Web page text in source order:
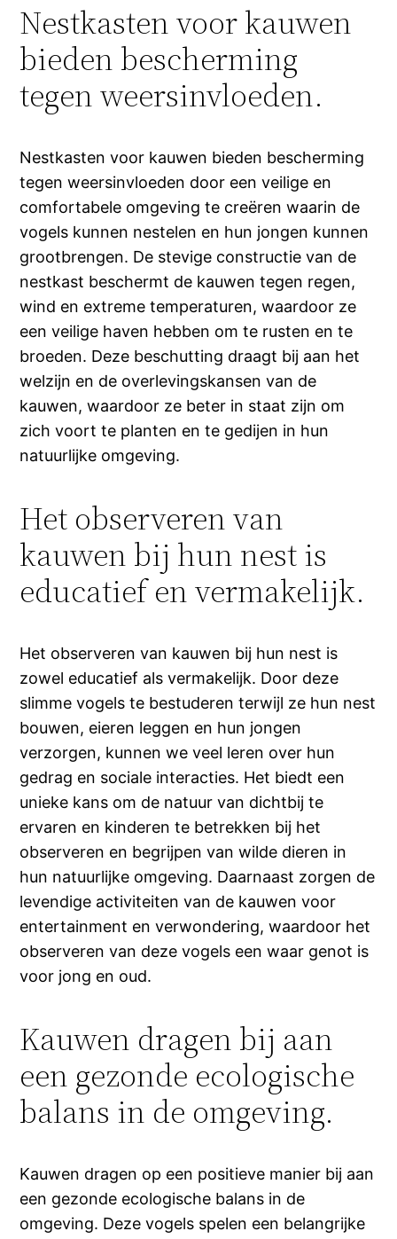
Nestkasten voor kauwen
bieden bescherming
tegen weersinvloeden.
Nestkasten voor kauwen bieden bescherming
tegen weersinvloeden door een veilige en
comfortabele omgeving te creëren waarin de
vogels kunnen nestelen en hun jongen kunnen
grootbrengen. De stevige constructie van de
nestkast beschermt de kauwen tegen regen,
wind en extreme temperaturen, waardoor ze
een veilige haven hebben om te rusten en te
broeden. Deze beschutting draagt bij aan het
welzijn en de overlevingskansen van de
kauwen, waardoor ze beter in staat zijn om
zich voort te planten en te gedijen in hun
natuurlijke omgeving.
Het observeren van
kauwen bij hun nest is
educatief en vermakelijk.
Het observeren van kauwen bij hun nest is
zowel educatief als vermakelijk. Door deze
slimme vogels te bestuderen terwijl ze hun nest
bouwen, eieren leggen en hun jongen
verzorgen, kunnen we veel leren over hun
gedrag en sociale interacties. Het biedt een
unieke kans om de natuur van dichtbij te
ervaren en kinderen te betrekken bij het
observeren en begrijpen van wilde dieren in
hun natuurlijke omgeving. Daarnaast zorgen de
levendige activiteiten van de kauwen voor
entertainment en verwondering, waardoor het
observeren van deze vogels een waar genot is
voor jong en oud.
Kauwen dragen bij aan
een gezonde ecologische
balans in de omgeving.
Kauwen dragen op een positieve manier bij aan
een gezonde ecologische balans in de
omgeving. Deze vogels spelen een belangrijke